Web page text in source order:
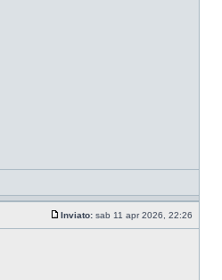
Inviato: sab 11 apr 2026, 22:26